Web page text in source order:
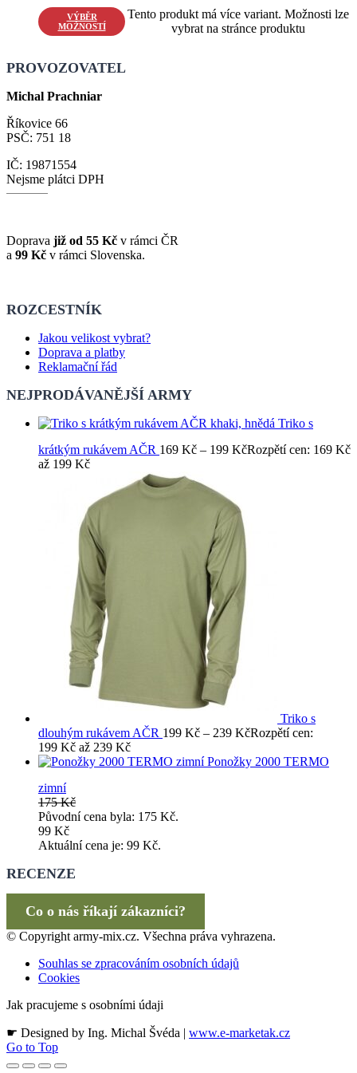
VÝBĚR
MOŽNOSTÍ
Tento produkt má více variant. Možnosti lze
vybrat na stránce produktu
PROVOZOVATEL
Michal Prachniar
Říkovice 66
PSČ: 751 18
IČ: 19871554
Nejsme plátci DPH
Doprava již od 55 Kč v rámci ČR
a 99 Kč v rámci Slovenska.
ROZCESTNÍK
Jakou velikost vybrat?
Doprava a platby
Reklamační řád
NEJPRODÁVANĚJŠÍ ARMY
Triko s
krátkým rukávem AČR 169 Kč – 199 KčRozpětí cen: 169 Kč
až 199 Kč
Triko s
dlouhým rukávem AČR 199 Kč – 239 KčRozpětí cen:
199 Kč až 239 Kč
Ponožky 2000 TERMO
zimní
175Kč
Původní cena byla: 175 Kč.
99 Kč
Aktuální cena je: 99 Kč.
RECENZE
Co o nás říkají zákazníci?
© Copyright army-mix.cz. Všechna práva vyhrazena.
Souhlas se zpracováním osobních údajů
Cookies
Jak pracujeme s osobními údaji
☛ Designed by Ing. Michal Švéda | www.e-marketak.cz
Go to Top